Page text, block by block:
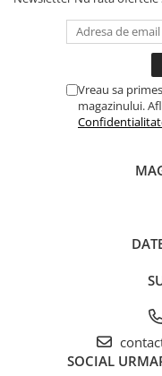
Vreau sa
magazinului.
SOCIAL